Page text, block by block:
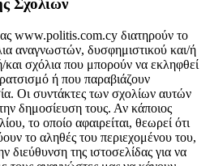
Σχολίων
www.politis.com.cy διατηρούν το
αναγνωστών, δυσφημιστικού και/ή
και σχόλια που μπορούν να εκληφθεί
ή που παραβιάζουν
Οι συντάκτες των σχολίων αυτών
δημοσίευση τους. Αν κάποιος
το οποίο αφαιρείται, θεωρεί ότι
το αληθές του περιεχομένου του,
διεύθυνση της ιστοσελίδας για να